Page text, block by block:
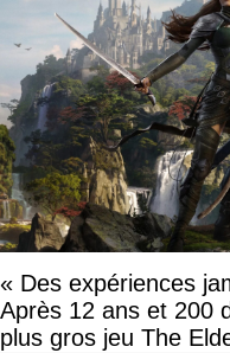
« Des expériences
Après 12 ans et 200
plus gros jeu The